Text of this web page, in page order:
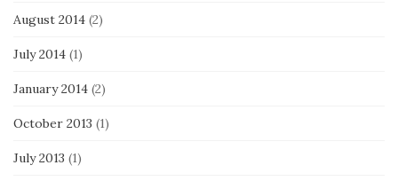
August 2014 (2)
July 2014 (1)
January 2014 (2)
October 2013 (1)
July 2013 (1)